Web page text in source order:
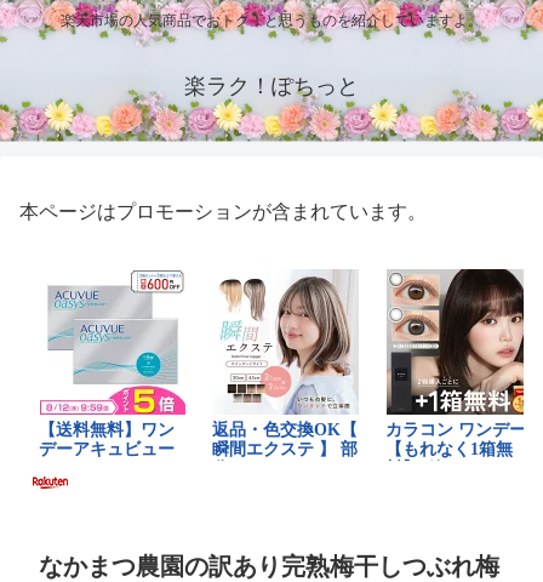
楽天市場の人気商品でおトク！と思うものを紹介していますよ。
楽ラク！ぽちっと
本ページはプロモーションが含まれています。
なかまつ農園の訳あり完熟梅干しつぶれ梅